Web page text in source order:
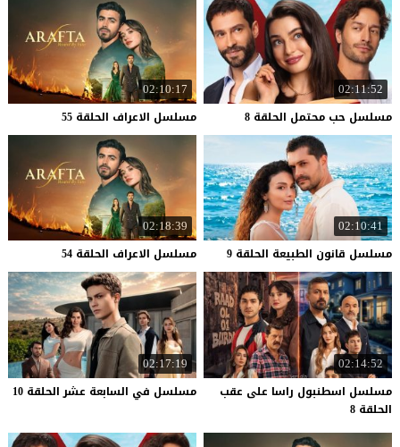
02:11:52
مسلسل حب محتمل الحلقة 8
02:10:17
مسلسل الاعراف الحلقة 55
02:10:41
مسلسل قانون الطبيعة الحلقة 9
02:18:39
مسلسل الاعراف الحلقة 54
02:14:52
مسلسل اسطنبول راسا على عقب
الحلقة 8
02:17:19
مسلسل في السابعة عشر الحلقة 10